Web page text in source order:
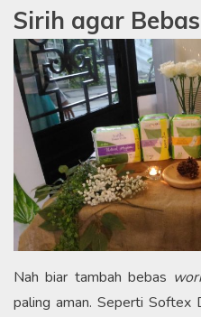
Sirih agar Bebas
Nah biar tambah bebas
paling aman. Seperti Softex